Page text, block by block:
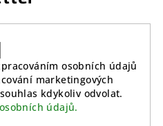
osobních údajů
marketingových
kdykoliv odvolat.
údajů.